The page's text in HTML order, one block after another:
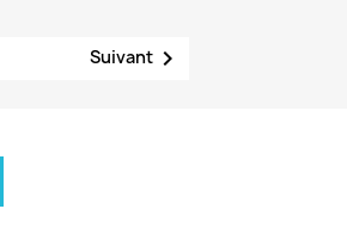
Suivant